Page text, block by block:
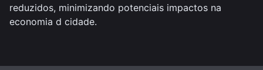
reduzidos, minimizando potenciais impactos na
economia d cidade.